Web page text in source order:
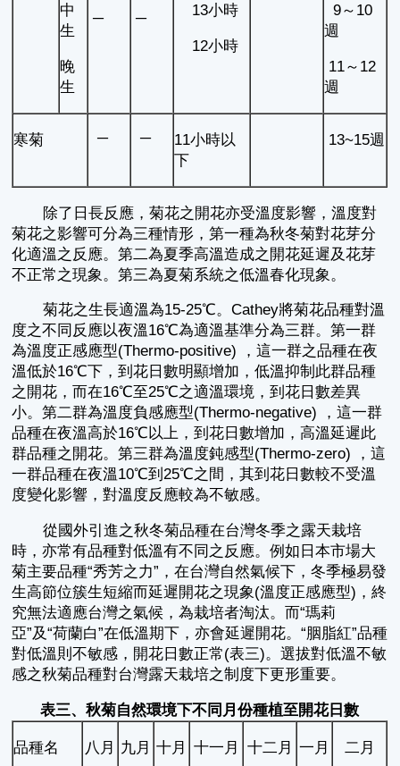
中
生
晚
生
─
─
13小時
12小時
9～10
週
11～12
週
寒菊 ─ ─
11小時以
下
13~15週
除了日長反應，菊花之開花亦受溫度影響，溫度對
菊花之影響可分為三種情形，第一種為秋冬菊對花芽分
化適溫之反應。第二為夏季高溫造成之開花延遲及花芽
不正常之現象。第三為夏菊系統之低溫春化現象。
菊花之生長適溫為15-25℃。Cathey將菊花品種對溫
度之不同反應以夜溫16℃為適溫基準分為三群。第一群
為溫度正感應型(Thermo-positive) ，這一群之品種在夜
溫低於16℃下，到花日數明顯增加，低溫抑制此群品種
之開花，而在16℃至25℃之適溫環境，到花日數差異
小。第二群為溫度負感應型(Thermo-negative) ，這一群
品種在夜溫高於16℃以上，到花日數增加，高溫延遲此
群品種之開花。第三群為溫度鈍感型(Thermo-zero) ，這
一群品種在夜溫10℃到25℃之間，其到花日數較不受溫
度變化影響，對溫度反應較為不敏感。
從國外引進之秋冬菊品種在台灣冬季之露天栽培
時，亦常有品種對低溫有不同之反應。例如日本市場大
菊主要品種“秀芳之力”，在台灣自然氣候下，冬季極易發
生高節位簇生短縮而延遲開花之現象(溫度正感應型)，終
究無法適應台灣之氣候，為栽培者淘汰。而“瑪莉
亞”及“荷蘭白”在低溫期下，亦會延遲開花。“胭脂紅”品種
對低溫則不敏感，開花日數正常(表三)。選拔對低溫不敏
感之秋菊品種對台灣露天栽培之制度下更形重要。
表三、秋菊自然環境下不同月份種植至開花日數
品種名 八月 九月 十月 十一月 十二月 一月 二月